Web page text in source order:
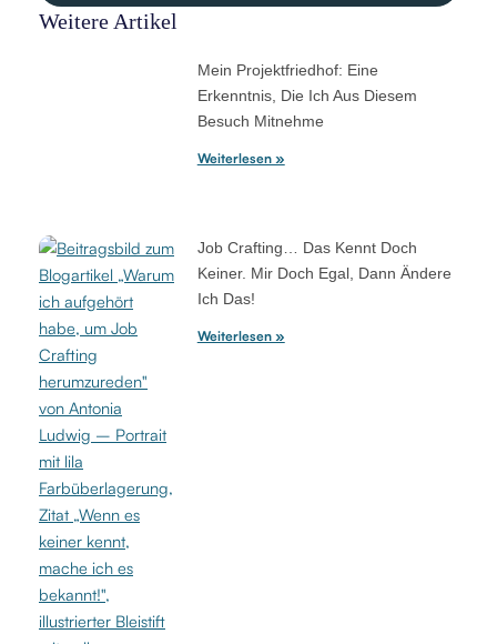
Weitere Artikel
Mein Projektfriedhof: Eine
Erkenntnis, Die Ich Aus Diesem
Besuch Mitnehme
Weiterlesen »
Job Crafting… Das Kennt Doch
Keiner. Mir Doch Egal, Dann Ändere
Ich Das!
Weiterlesen »